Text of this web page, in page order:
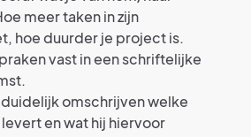
meer taken in zijn
hoe duurder je project is.
vast in een schriftelijke
omschrijven welke
en wat hij hiervoor